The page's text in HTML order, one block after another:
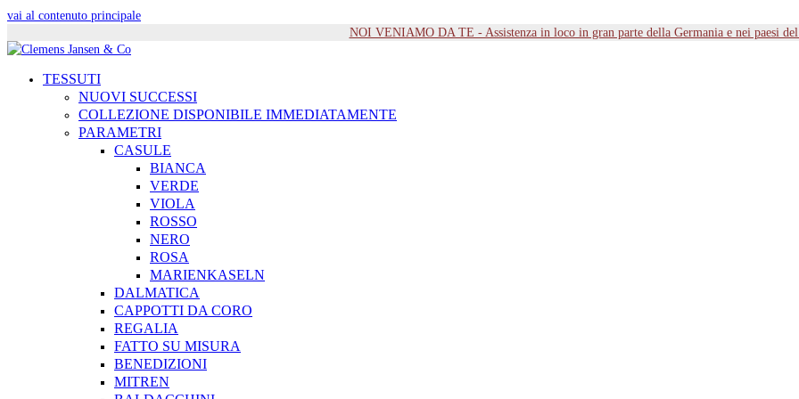
vai al contenuto principale
NOI VENIAMO DA TE - Assistenza in loco in gran parte della Germania e nei paesi
TESSUTI
NUOVI SUCCESSI
COLLEZIONE DISPONIBILE IMMEDIATAMENTE
PARAMETRI
CASULE
BIANCA
VERDE
VIOLA
ROSSO
NERO
ROSA
MARIENKASELN
DALMATICA
CAPPOTTI DA CORO
REGALIA
FATTO SU MISURA
BENEDIZIONI
MITREN